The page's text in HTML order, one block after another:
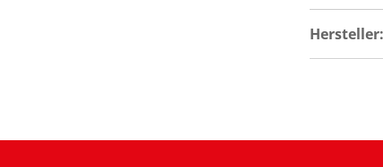
Hersteller: